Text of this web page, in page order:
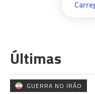
Últimas
GUERRA NO IRÃO